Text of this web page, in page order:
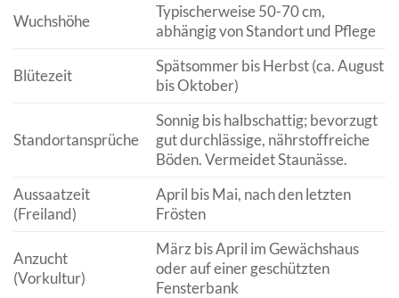
Wuchshöhe
Typischerweise 50-70 cm,
abhängig von Standort und Pflege
Blütezeit
Spätsommer bis Herbst (ca. August
bis Oktober)
Standortansprüche
Sonnig bis halbschattig; bevorzugt
gut durchlässige, nährstoffreiche
Böden. Vermeidet Staunässe.
Aussaatzeit
(Freiland)
April bis Mai, nach den letzten
Frösten
Anzucht
(Vorkultur)
März bis April im Gewächshaus
oder auf einer geschützten
Fensterbank